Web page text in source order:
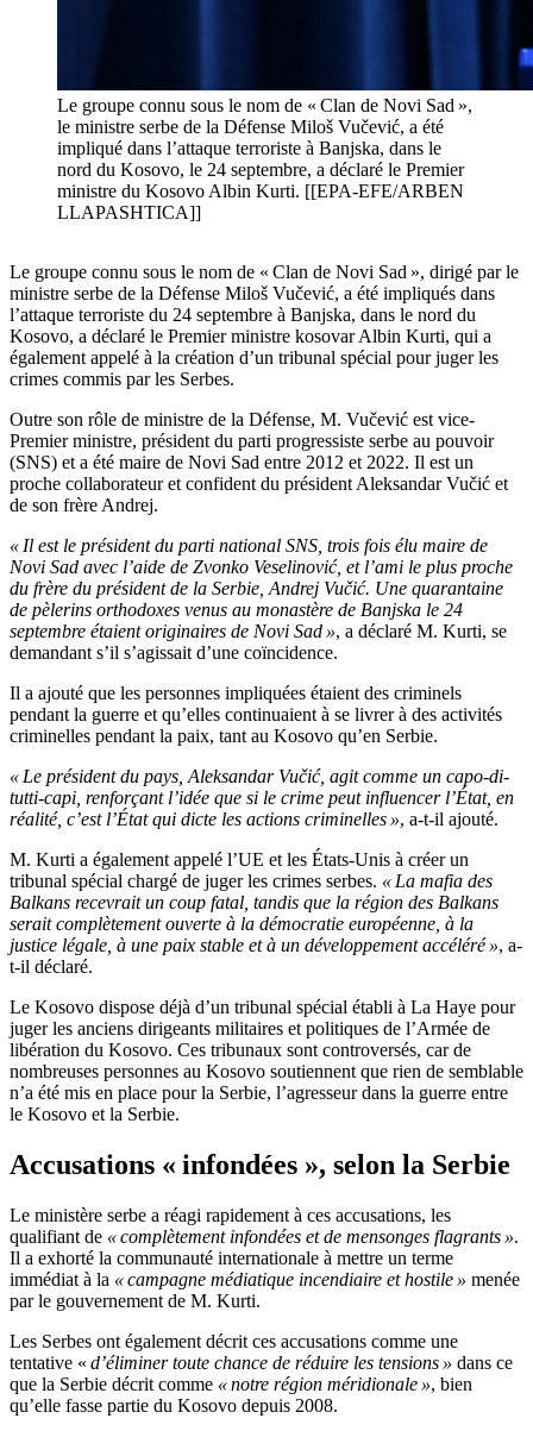
Le groupe connu sous le nom de « Clan de Novi Sad »,
le ministre serbe de la Défense Miloš Vučević, a été
impliqué dans l’attaque terroriste à Banjska, dans le
nord du Kosovo, le 24 septembre, a déclaré le Premier
ministre du Kosovo Albin Kurti. [[EPA-EFE/ARBEN
LLAPASHTICA]]
Le groupe connu sous le nom de « Clan de Novi Sad », dirigé par le
ministre serbe de la Défense Miloš Vučević, a été impliqués dans
l’attaque terroriste du 24 septembre à Banjska, dans le nord du
Kosovo, a déclaré le Premier ministre kosovar Albin Kurti, qui a
également appelé à la création d’un tribunal spécial pour juger les
crimes commis par les Serbes.
Outre son rôle de ministre de la Défense, M. Vučević est vice-
Premier ministre, président du parti progressiste serbe au pouvoir
(SNS) et a été maire de Novi Sad entre 2012 et 2022. Il est un
proche collaborateur et confident du président Aleksandar Vučić et
de son frère Andrej.
« Il est le président du parti national SNS, trois fois élu maire de
Novi Sad avec l’aide de Zvonko Veselinović, et l’ami le plus proche
du frère du président de la Serbie, Andrej Vučić. Une quarantaine
de pèlerins orthodoxes venus au monastère de Banjska le 24
septembre étaient originaires de Novi Sad », a déclaré M. Kurti, se
demandant s’il s’agissait d’une coïncidence.
Il a ajouté que les personnes impliquées étaient des criminels
pendant la guerre et qu’elles continuaient à se livrer à des activités
criminelles pendant la paix, tant au Kosovo qu’en Serbie.
« Le président du pays, Aleksandar Vučić, agit comme un capo-di-
tutti-capi, renforçant l’idée que si le crime peut influencer l’État, en
réalité, c’est l’État qui dicte les actions criminelles », a-t-il ajouté.
M. Kurti a également appelé l’UE et les États-Unis à créer un
tribunal spécial chargé de juger les crimes serbes. « La mafia des
Balkans recevrait un coup fatal, tandis que la région des Balkans
serait complètement ouverte à la démocratie européenne, à la
justice légale, à une paix stable et à un développement accéléré », a-
t-il déclaré.
Le Kosovo dispose déjà d’un tribunal spécial établi à La Haye pour
juger les anciens dirigeants militaires et politiques de l’Armée de
libération du Kosovo. Ces tribunaux sont controversés, car de
nombreuses personnes au Kosovo soutiennent que rien de semblable
n’a été mis en place pour la Serbie, l’agresseur dans la guerre entre
le Kosovo et la Serbie.
Accusations « infondées », selon la Serbie
Le ministère serbe a réagi rapidement à ces accusations, les
qualifiant de « complètement infondées et de mensonges flagrants ».
Il a exhorté la communauté internationale à mettre un terme
immédiat à la « campagne médiatique incendiaire et hostile » menée
par le gouvernement de M. Kurti.
Les Serbes ont également décrit ces accusations comme une
tentative « d’éliminer toute chance de réduire les tensions » dans ce
que la Serbie décrit comme « notre région méridionale », bien
qu’elle fasse partie du Kosovo depuis 2008.